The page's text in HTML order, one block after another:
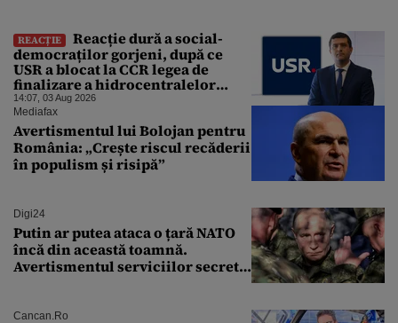
REACȚIE
Reacție dură a social-
democraților gorjeni, după ce
USR a blocat la CCR legea de
finalizare a hidrocentralelor
abandonate. „Nu ne-ar surprinde
dacă Miruță și USR ar acuza PSD și
de faptul că asupra Europei s-a
abătut o cupolă de foc”
14:07, 03 Aug 2026
Mediafax
Avertismentul lui Bolojan pentru
România: „Crește riscul recăderii
în populism și risipă”
Digi24
Putin ar putea ataca o țară NATO
încă din această toamnă.
Avertismentul serviciilor secrete
Cancan.ro